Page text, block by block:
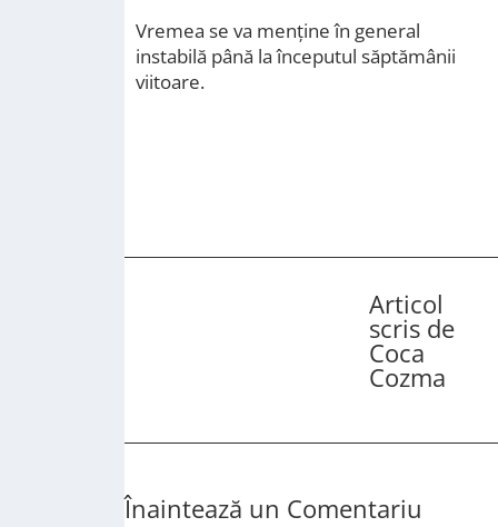
Vremea se va menține în general
instabilă până la începutul săptămânii
viitoare.
Articol
scris de
Coca
Cozma
Înaintează un Comentariu